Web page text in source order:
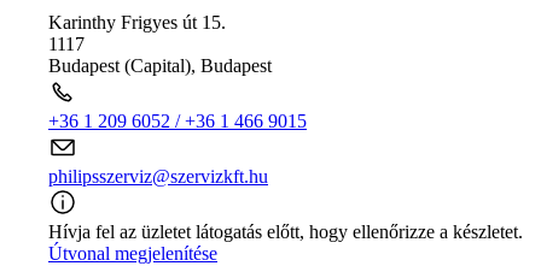
Karinthy Frigyes út 15.
1117
Budapest (Capital), Budapest
+36 1 209 6052 / +36 1 466 9015
philipsszerviz@szervizkft.hu
Hívja fel az üzletet látogatás előtt, hogy ellenőrizze a készletet.
Útvonal megjelenítése